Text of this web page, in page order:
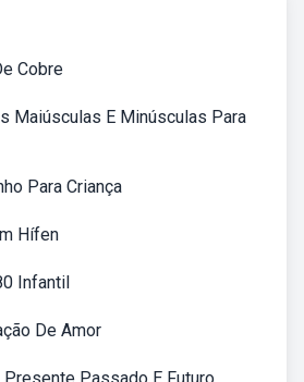
Cobre
Maiúsculas E Minúsculas Para
Para Criança
Hífen
Infantil
De Amor